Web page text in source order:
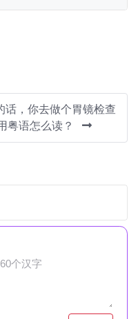
话，你去做个胃镜检查
粤语怎么读？